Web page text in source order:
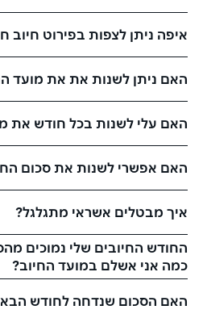
איפה ניתן לצפות בפירוט חיוב
האם ניתן לשנות את את מועד
האם עלי לשנות בכל חודש את
האם אפשרי לשנות את סכום
איך מבטלים אשראי מתגלגל?
החודש החיובים שלי נמוכים
כמה אני אשלם במועד החיוב?
האם הסכום שנדחה לחודש הבא